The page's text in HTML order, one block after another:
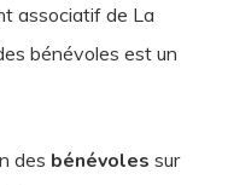
associatif de La
bénévoles est un
des bénévolessur